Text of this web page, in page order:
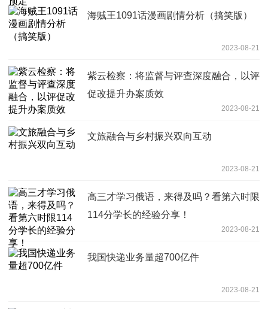
海贼王1091话漫画剧情分析（搞笑版）
2023-08-21
紫云检察：将监督与评查深度融合，以评
促改提升办案质效
2023-08-21
文旅融合与乡村振兴双向互动
2023-08-21
高三才学习俄语，来得及吗？看第六时限
114分学长的经验分享！
2023-08-21
我国快递业务量超700亿件
2023-08-21